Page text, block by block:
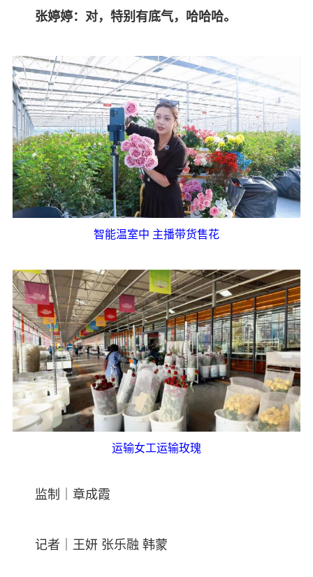
张婷婷：对，特别有底气，哈哈哈。
智能温室中 主播带货售花
运输女工运输玫瑰
监制｜章成霞
记者｜王妍 张乐融 韩蒙